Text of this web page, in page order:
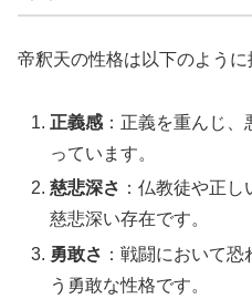
帝釈天の性格は以下のように
正義感 ：正義を重んじ
っています。
慈悲深さ ：仏教徒や正
慈悲深い存在です。
勇敢さ ：戦闘において
う勇敢な性格です。